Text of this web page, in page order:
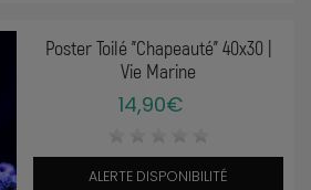
Poster Toilé "Chapeauté" 40x30 |
Vie Marine
14,90€
ALERTE DISPONIBILITÉ